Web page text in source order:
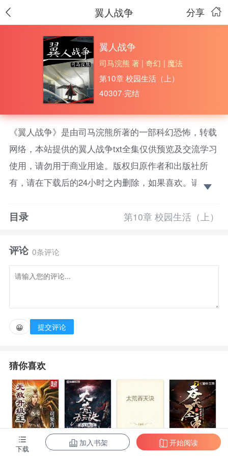
分享
翼人战争
翼人战争
司马浣熊 著 |奇幻 | 魔法
第10章 校园生活（上）
40307·完结
《翼人战争》是由司马浣熊所著的一部科幻恐怖，转载
网络，本站提供的翼人战争txt全集仅供预览及交流学习
使用，请勿用于商业用途。版权归原作者和出版社所
有，请在下载后的24小时之内删除，如果喜欢。请支持
西历1970年， “人类联合同盟”和 “翼人特区”之间
云帝国”为导火索，升级成名为 “破晓战争”的世界大
战。持续了五年的破晓战争最终以一纸合约宣告结束，
然而坐在谈判桌两侧的 “人类联合同盟”和 “青云帝
人类，将仍居住在帝国内的人类贬斥为下等公民，甚至
褫夺了 “人类”这个名字，改称他们为 “原人”。西历
目录 第10章 校园生活（上）
评论 0条评论
😀 提交评论
猜你喜欢
无敌升级王
柳无邪和徐凌
太荒吞天诀
吞天圣帝
下载
加入书架 开始阅读